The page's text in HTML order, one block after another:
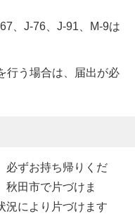
、J-76、J-91、M-9は
行う場合は、届出が必
必ずお持ち帰りくだ
秋田市で片づけま
況により片づけます